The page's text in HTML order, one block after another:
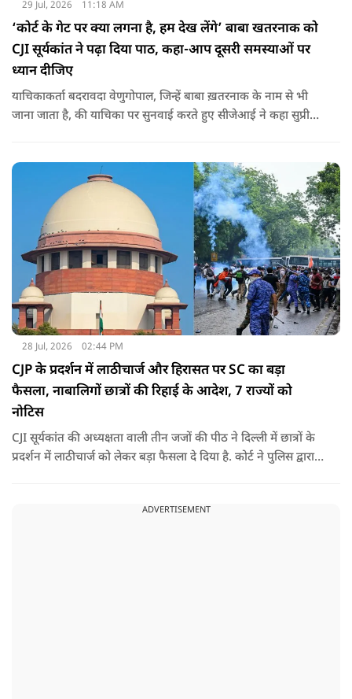
29 Jul, 2026 11:18 AM
‘कोर्ट के गेट पर क्या लगना है, हम देख लेंगे’ बाबा खतरनाक को
CJI सूर्यकांत ने पढ़ा दिया पाठ, कहा-आप दूसरी समस्याओं पर
ध्यान दीजिए
याचिकाकर्ता बदरावदा वेणुगोपाल, जिन्हें बाबा ख़तरनाक के नाम से भी
जाना जाता है, की याचिका पर सुनवाई करते हुए सीजेआई ने कहा सुप्रीम
28 Jul, 2026 02:44 PM
CJP के प्रदर्शन में लाठीचार्ज और हिरासत पर SC का बड़ा
फैसला, नाबालिगों छात्रों की रिहाई के आदेश, 7 राज्यों को
नोटिस
CJI सूर्यकांत की अध्यक्षता वाली तीन जजों की पीठ ने दिल्ली में छात्रों के
प्रदर्शन में लाठीचार्ज को लेकर बड़ा फैसला दे दिया है. कोर्ट ने पुलिस द्वारा
ADVERTISEMENT